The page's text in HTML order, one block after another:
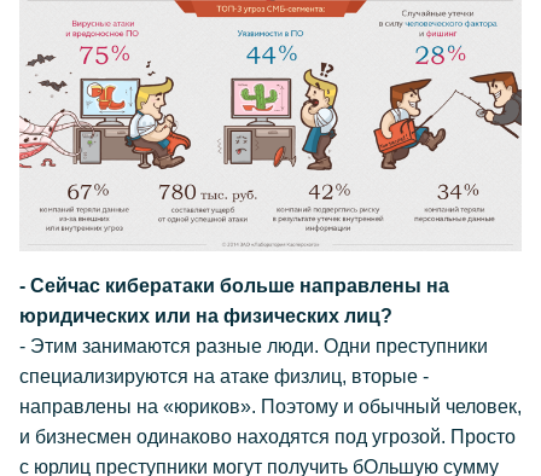
- Сейчас кибератаки больше направлены на
юридических или на физических лиц?
- Этим занимаются разные люди. Одни преступники
специализируются на атаке физлиц, вторые -
направлены на «юриков». Поэтому и обычный человек,
и бизнесмен одинаково находятся под угрозой. Просто
с юрлиц преступники могут получить бОльшую сумму